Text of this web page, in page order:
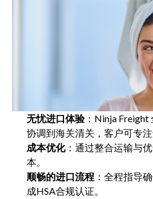
无忧进口体验：Ninja Freight
协调到海关清关，客户可专注
成本优化：通过整合运输与
本。
顺畅的进口流程 ：全程指导
成HSA合规认证。